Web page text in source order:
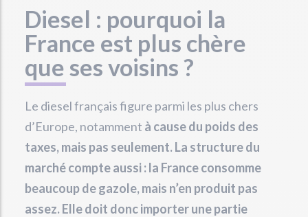
Diesel : pourquoi la
France est plus chère
que ses voisins ?
Le diesel français figure parmi les plus chers
d’Europe, notamment à cause du poids des
taxes, mais pas seulement. La structure du
marché compte aussi : la France consomme
beaucoup de gazole, mais n’en produit pas
assez. Elle doit donc importer une partie